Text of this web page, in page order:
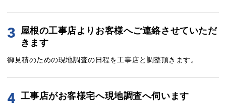
3 屋根の工事店よりお客様へご連絡させていただ
きます
御見積のための現地調査の日程を工事店と調整頂きます。
4 工事店がお客様宅へ現地調査へ伺います